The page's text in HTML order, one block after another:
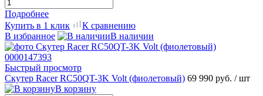
Подробнее
Купить в 1 клик
К сравнению
В избранное
В наличии
Быстрый просмотр
Скутер Racer RC50QT-3K Volt (фиолетовый) 69 990 руб. / шт
В корзину